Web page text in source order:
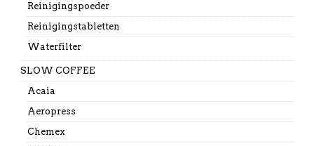
Reinigingspoeder
Reinigingstabletten
Waterfilter
SLOW COFFEE
Acaia
Aeropress
Chemex